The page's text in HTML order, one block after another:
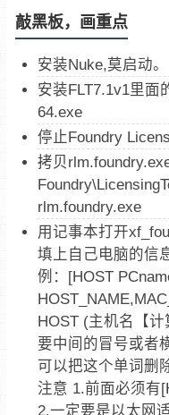
敲黑板，画重点
安装Nuke,莫启动。
安装FLT7.1v1里面
64.exe
停止Foundry
拷贝
rlm.foundry.exe
用记事本打开
填上自己电脑的信
例：[HOST
HOST (主机名【
要中间的冒号或者
可以把这个单词删
注意 1.前面必须有
2.一定要是以太网